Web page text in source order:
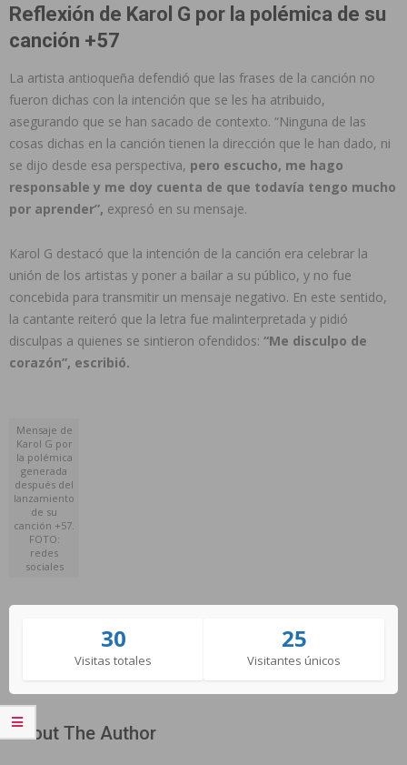
Reflexión de Karol G por la polémica de su
canción +57
La artista antioqueña defendió que las frases de la canción no
fueron dichas con la intención que se les ha atribuido,
asegurando que se han sacado de contexto. “Ninguna de las
cosas dichas en la canción tienen la dirección que le han dado, ni
se dijo desde esa perspectiva, pero escucho, me hago
responsable y me doy cuenta de que todavía tengo mucho
por aprender”, expresó en su mensaje.
Karol G destacó que la intención de la canción era celebrar la
unión de los artistas y poner a bailar a su público, y no fue
concebida para transmitir un mensaje negativo. En este sentido,
la cantante reiteró que la letra fue malinterpretada y pidió
disculpas a quienes se sintieron ofendidos: “Me disculpo de
corazón”, escribió.
Mensaje de
Karol G por
la polémica
generada
después del
lanzamiento
de su
canción +57.
FOTO:
redes
sociales
30
Visitas totales
25
Visitantes únicos
About The Author